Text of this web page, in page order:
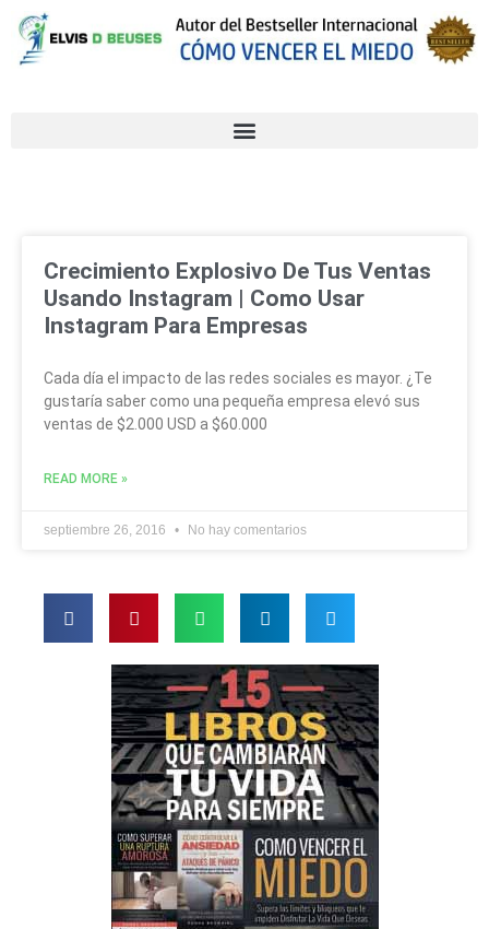
Crecimiento Explosivo De Tus Ventas
Usando Instagram | Como Usar
Instagram Para Empresas
Cada día el impacto de las redes sociales es mayor. ¿Te
gustaría saber como una pequeña empresa elevó sus
ventas de $2.000 USD a $60.000
READ MORE »
septiembre 26, 2016 No hay comentarios